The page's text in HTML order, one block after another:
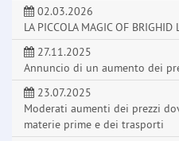
02.03.2026
LA PICCOLA MAGIC OF BRIGHID
27.11.2025
Annuncio di un aumento dei
23.07.2025
Moderati aumenti dei prezzi
materie prime e dei trasporti